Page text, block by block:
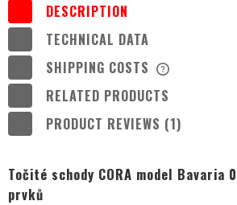
DESCRIPTION
TECHNICAL DATA
SHIPPING COSTS
RELATED PRODUCTS
PRODUCT REVIEWS (1)
Točité schody CORA model Bavaria
prvků